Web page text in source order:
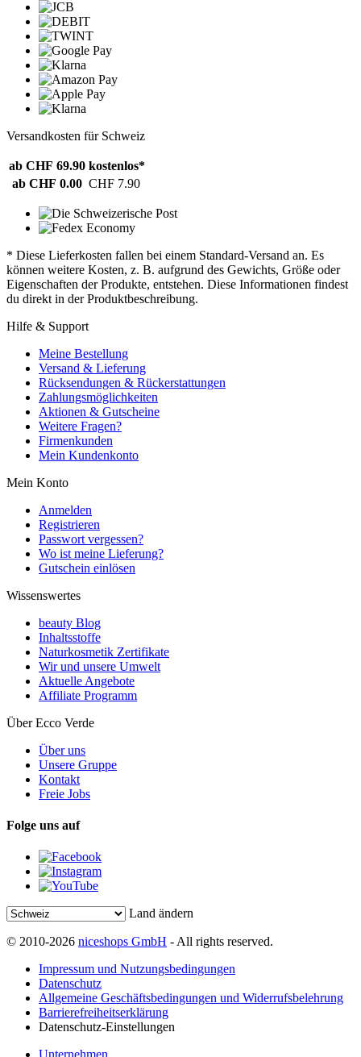
Versandkosten für Schweiz
ab CHF 69.90 kostenlos*
ab CHF 0.00 CHF 7.90
* Diese Lieferkosten fallen bei einem Standard-Versand an. Es
können weitere Kosten, z. B. aufgrund des Gewichts, Größe oder
Eigenschaften der Produkte, entstehen. Diese Informationen findest
du direkt in der Produktbeschreibung.
Hilfe & Support
Meine Bestellung
Versand & Lieferung
Rücksendungen & Rückerstattungen
Zahlungsmöglichkeiten
Aktionen & Gutscheine
Weitere Fragen?
Firmenkunden
Mein Kundenkonto
Mein Konto
Anmelden
Registrieren
Passwort vergessen?
Wo ist meine Lieferung?
Gutschein einlösen
Wissenswertes
beauty Blog
Inhaltsstoffe
Naturkosmetik Zertifikate
Wir und unsere Umwelt
Aktuelle Angebote
Affiliate Programm
Über Ecco Verde
Über uns
Unsere Gruppe
Kontakt
Freie Jobs
Folge uns auf
Land ändern
© 2010-2026 niceshops GmbH - All rights reserved.
Impressum und Nutzungsbedingungen
Datenschutz
Allgemeine Geschäftsbedingungen und Widerrufsbelehrung
Barrierefreiheitserklärung
Datenschutz-Einstellungen